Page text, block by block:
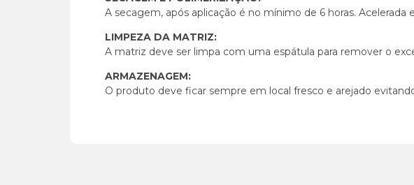
A secagem, após aplicação é no mínimo de 6 horas. Acelerada
LIMPEZA DA MATRIZ:
A matriz deve ser limpa com uma espátula para remover o
ARMAZENAGEM:
O produto deve ficar sempre em local fresco e arejado